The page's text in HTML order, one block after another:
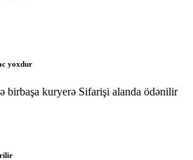
yoxdur
birbaşa kuryerə Sifarişi alanda ödənilir